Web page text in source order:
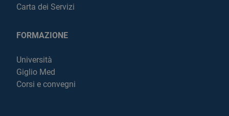
Carta dei Servizi
FORMAZIONE
Università
Giglio Med
Corsi e convegni